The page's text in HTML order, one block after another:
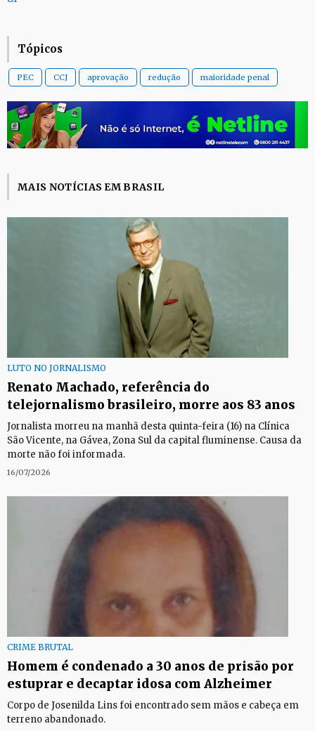
Tópicos
PEC CCJ aprovação redução maioridade penal
MAIS NOTÍCIAS EM BRASIL
LUTO NO JORNALISMO
Renato Machado, referência do
telejornalismo brasileiro, morre aos 83 anos
Jornalista morreu na manhã desta quinta-feira (16) na Clínica
São Vicente, na Gávea, Zona Sul da capital fluminense. Causa da
morte não foi informada.
16/07/2026
CRIME BRUTAL
Homem é condenado a 30 anos de prisão por
estuprar e decaptar idosa com Alzheimer
Corpo de Josenilda Lins foi encontrado sem mãos e cabeça em
terreno abandonado.